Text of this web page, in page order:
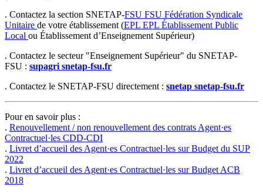
. Contactez la section SNETAP-FSU FSU Fédération Syndicale
Unitaire de votre établissement (EPL EPL Établissement Public
Local ou Établissement d’Enseignement Supérieur)
. Contactez le secteur "Enseignement Supérieur" du SNETAP-
FSU : supagri snetap-fsu.fr
. Contactez le SNETAP-FSU directement : snetap snetap-fsu.fr
Pour en savoir plus :
. Renouvellement / non renouvellement des contrats Agent·es
Contractuel·les CDD-CDI
. Livret d’accueil des Agent·es Contractuel·les sur Budget du SUP
2022
. Livret d’accueil des Agent·es Contractuel·les sur Budget ACB
2018